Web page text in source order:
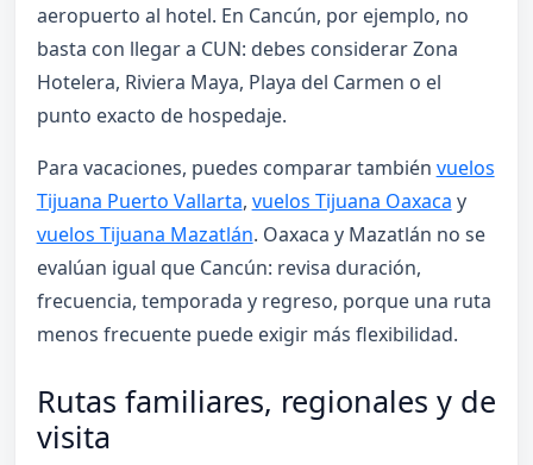
aeropuerto al hotel. En Cancún, por ejemplo, no
basta con llegar a CUN: debes considerar Zona
Hotelera, Riviera Maya, Playa del Carmen o el
punto exacto de hospedaje.
Para vacaciones, puedes comparar también vuelos
Tijuana Puerto Vallarta, vuelos Tijuana Oaxaca y
vuelos Tijuana Mazatlán. Oaxaca y Mazatlán no se
evalúan igual que Cancún: revisa duración,
frecuencia, temporada y regreso, porque una ruta
menos frecuente puede exigir más flexibilidad.
Rutas familiares, regionales y de
visita